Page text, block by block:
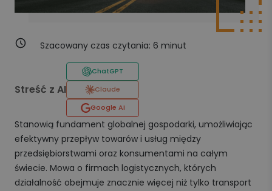
Szacowany czas czytania: 6 minut
Streść z AI
ChatGPT
Claude
Google AI
Stanowią fundament globalnej gospodarki, umożliwiając
efektywny przepływ towarów i usług między
przedsiębiorstwami oraz konsumentami na całym
świecie. Mowa o firmach logistycznych, których
działalność obejmuje znacznie więcej niż tylko transport